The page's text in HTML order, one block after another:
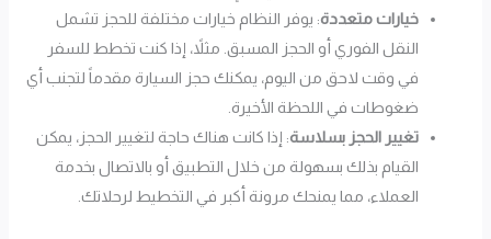
خيارات متعددة: يوفر النظام خيارات مختلفة للحجز تشمل
النقل الفوري أو الحجز المسبق. مثلاً، إذا كنت تخطط للسفر
في وقت لاحق من اليوم، يمكنك حجز السيارة مقدماً لتجنب أي
ضغوطات في اللحظة الأخيرة.
تغيير الحجز بسلاسة: إذا كانت هناك حاجة لتغيير الحجز، يمكن
القيام بذلك بسهولة من خلال التطبيق أو بالاتصال بخدمة
العملاء، مما يمنحك مرونة أكبر في التخطيط لرحلاتك.